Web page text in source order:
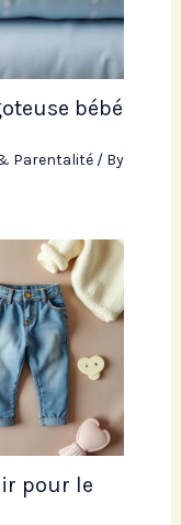
bébé
Parentalité/ By
pour le